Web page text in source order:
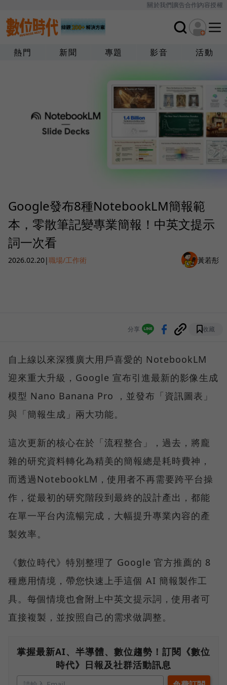
關於我們廣告合作內容授權
熱門 新聞 專題 影音 活動
Google發布8種NotebookLM簡報範
本，零散筆記變專業簡報！中英文提示
詞一次看
2026.02.20|職場/工作術 黃若彤
分享 收藏
自上線以來深獲廣大用戶喜愛的 NotebookLM
迎來重大升級，Google 宣布引進最新的影像生成
模型 Nano Banana Pro ，並發布「資訊圖表」
與「簡報生成」兩大功能。
這次更新的核心在於「流程整合」，過去，將龐
雜的研究資料轉化為精美的簡報總是耗時費神，
而透過NotebookLM，使用者不再需要跨平台操
作，從最初的研究階段到最終的設計產出，都能
在單一平台內流暢完成，大幅提升專業內容的產
製效率。
《數位時代》特別整理了 Google 官方推薦的 8
種應用情境，帶您快速上手這個 AI 簡報製作工
具。每個情境也會附上中英文提示詞，使用者可
直接複製，並按照自己的需求做調整。
掌握最新AI、半導體、數位趨勢！訂閱《數位
時代》日報及社群活動訊息